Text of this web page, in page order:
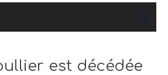
est décédée